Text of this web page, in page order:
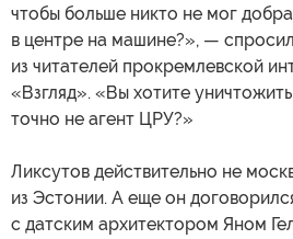
чтобы больше никто не мог
в центре на машине?», —
из читателей прокремлевской
«Взгляд». «Вы хотите
точно не агент ЦРУ?»
Ликсутов действительно не
из Эстонии. А еще он
с датским архитектором Яном